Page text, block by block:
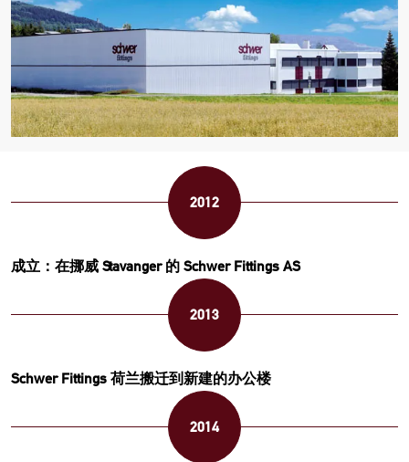
2012
成立：在挪威 Stavanger 的 Schwer Fittings AS
2013
Schwer Fittings 荷兰搬迁到新建的办公楼
2014